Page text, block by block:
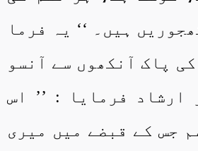
ہیں۔ ‘‘ یہ فرما
پاک آنکھوں سے آنسو
ارشاد فرمایا : ’’ اس
جس کے قبضے میں میری